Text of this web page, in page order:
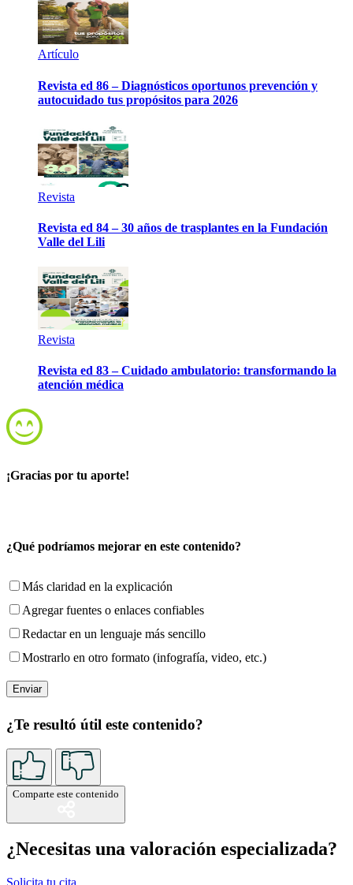
Artículo
Revista ed 86 – Diagnósticos oportunos prevención y
autocuidado tus propósitos para 2026
Revista
Revista ed 84 – 30 años de trasplantes en la Fundación
Valle del Lili
Revista
Revista ed 83 – Cuidado ambulatorio: transformando la
atención médica
¡Gracias por tu aporte!
¿Qué podríamos mejorar en este contenido?
Más claridad en la explicación
Agregar fuentes o enlaces confiables
Redactar en un lenguaje más sencillo
Mostrarlo en otro formato (infografía, video, etc.)
¿Te resultó útil este contenido?
Comparte este contenido
¿Necesitas una valoración especializada?